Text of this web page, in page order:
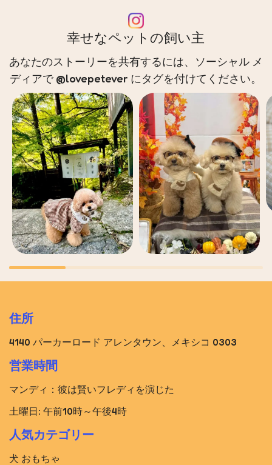
幸せなペットの飼い主
あなたのストーリーを共有するには、ソーシャル メ
ディアで @lovepetever にタグを付けてください。
住所
4140 パーカーロード アレンタウン、メキシコ 0303
営業時間
マンディ：彼は賢いフレディを演じた
土曜日: 午前10時～午後4時
人気カテゴリー
犬 おもちゃ